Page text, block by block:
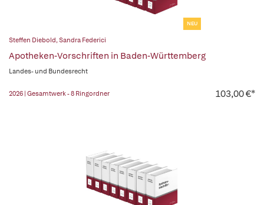
NEU
Steffen Diebold,Sandra Federici
Apotheken-Vorschriften in Baden-Württemberg
Landes- und Bundesrecht
2026 | Gesamtwerk - 8 Ringordner 103,00 €*